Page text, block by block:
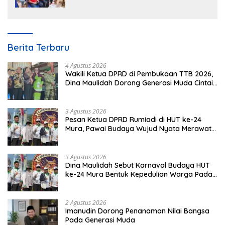
Berita Terbaru
4 Agustus 2026
Wakili Ketua DPRD di Pembukaan TTB 2026,
Dina Maulidah Dorong Generasi Muda Cintai
3 Agustus 2026
Pesan Ketua DPRD Rumiadi di HUT ke-24
Mura, Pawai Budaya Wujud Nyata Merawat
3 Agustus 2026
Dina Maulidah Sebut Karnaval Budaya HUT
ke-24 Mura Bentuk Kepedulian Warga Pada
2 Agustus 2026
Imanudin Dorong Penanaman Nilai Bangsa
Pada Generasi Muda